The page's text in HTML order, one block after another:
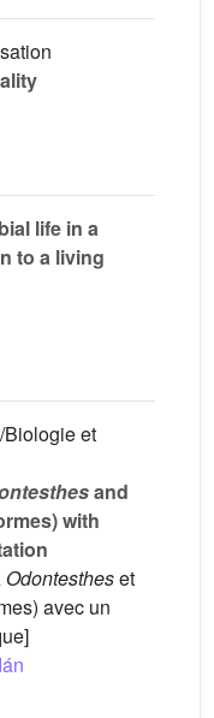
life in a
to a living
et
and
with
Odontestheset
avec un